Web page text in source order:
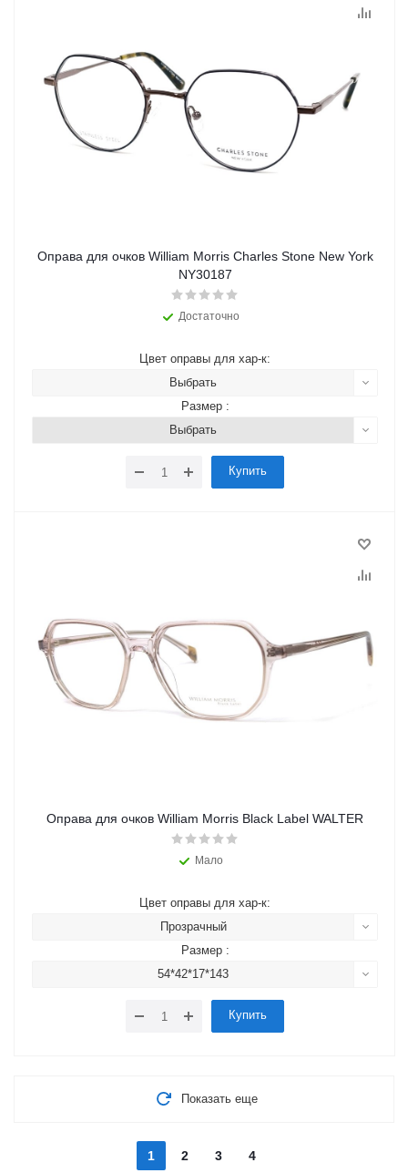
Оправа для очков William Morris Charles Stone New York
NY30187
Достаточно
Цвет оправы для хар-к:
Выбрать
Размер :
Выбрать
Купить
Оправа для очков William Morris Black Label WALTER
Мало
Цвет оправы для хар-к:
Прозрачный
Размер :
54*42*17*143
Купить
Показать еще
1 2 3 4